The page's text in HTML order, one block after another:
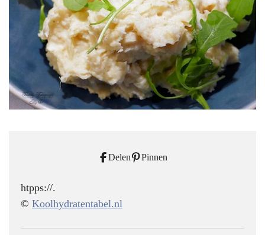
Delen Pinnen
htpps://.
© Koolhydratentabel.nl